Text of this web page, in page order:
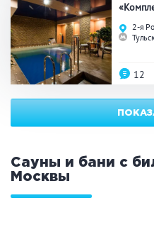
2-я
12
Сауны и бани с
Москвы